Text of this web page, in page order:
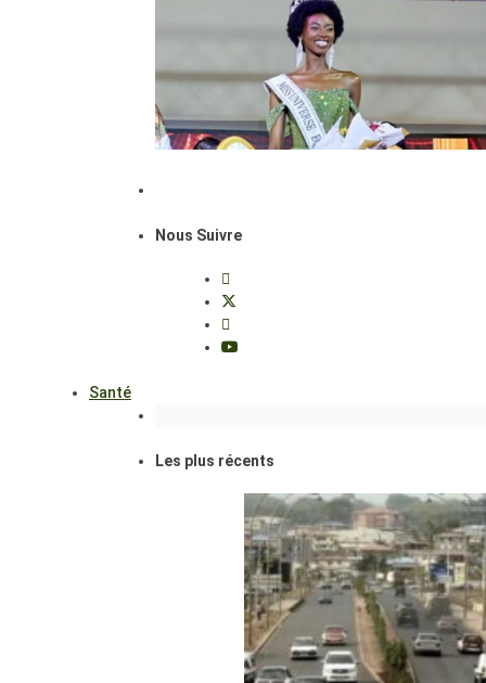
Nous Suivre
Santé
Les plus récents